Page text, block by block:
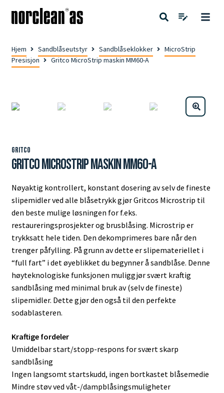
Hjem Sandblåseutstyr Sandblåseklokker
MicroStrip
Presisjon
Gritco MicroStrip maskin MM60-A
Gritco
Gritco MicroStrip maskin MM60-A
Nøyaktig kontrollert, konstant dosering av selv de fineste
slipemidler ved alle blåsetrykk gjør Gritcos Microstrip til
den beste mulige løsningen for f.eks.
restaureringsprosjekter og brusblåsing. Microstrip er
trykksatt hele tiden. Den dekomprimeres bare når den
trenger påfylling. På grunn av dette er slipemateriellet i
“full fart” i det øyeblikket du begynner å sandblåse. Denne
høyteknologiske funksjonen muliggjør svært kraftig
sandblåsing med minimal bruk av (selv de fineste)
slipemidler. Dette gjør den også til den perfekte
sodablasteren.
Kraftige fordeler
Umiddelbar start/stopp-respons for svært skarp
sandblåsing
Ingen langsomt startskudd, ingen bortkastet blåsemedie
Mindre støv ved våt-/dampblåsingsmuligheter